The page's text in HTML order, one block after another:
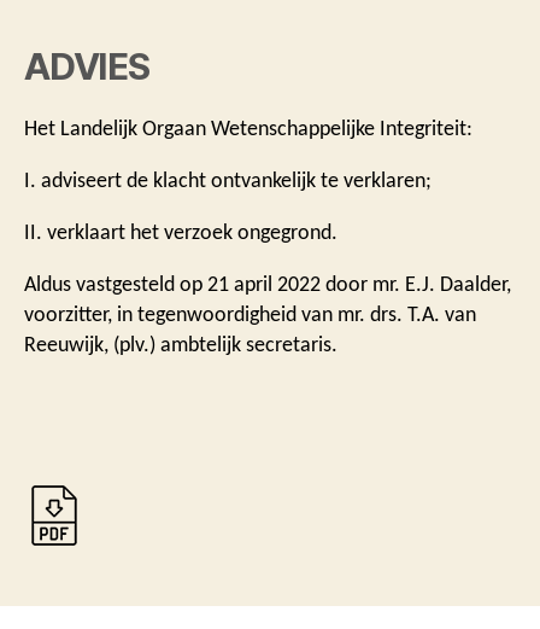
ADVIES
Het Landelijk Orgaan Wetenschappelijke Integriteit:
I. adviseert de klacht ontvankelijk te verklaren;
II. verklaart het verzoek ongegrond.
Aldus vastgesteld op 21 april 2022 door mr. E.J. Daalder,
voorzitter, in tegenwoordigheid van mr. drs. T.A. van
Reeuwijk, (plv.) ambtelijk secretaris.